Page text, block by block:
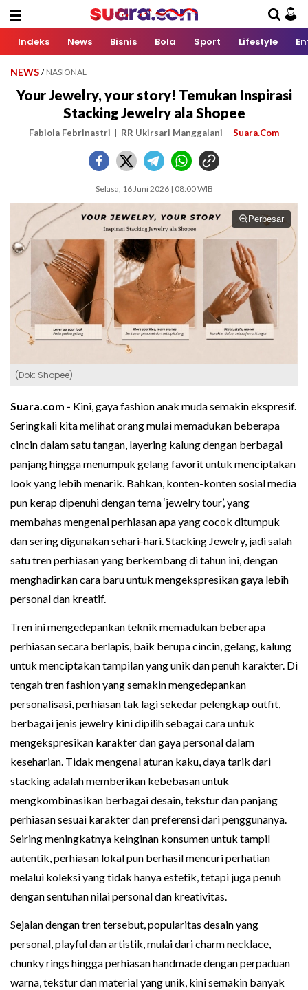
Indeks News Bisnis Bola Sport Lifestyle
NEWS / NASIONAL
Your Jewelry, your story! Temukan Inspirasi
Stacking Jewelry ala Shopee
Fabiola Febrinastri RR Ukirsari Manggalani Suara.Com
Selasa, 16 Juni 2026 | 08:00 WIB
Perbesar
(Dok: Shopee)
Suara.com - Kini, gaya fashion anak muda semakin ekspresif.
Seringkali kita melihat orang mulai memadukan beberapa
cincin dalam satu tangan, layering kalung dengan berbagai
panjang hingga menumpuk gelang favorit untuk menciptakan
look yang lebih menarik. Bahkan, konten-konten sosial media
pun kerap dipenuhi dengan tema ‘jewelry tour’, yang
membahas mengenai perhiasan apa yang cocok ditumpuk
dan sering digunakan sehari-hari. Stacking Jewelry, jadi salah
satu tren perhiasan yang berkembang di tahun ini, dengan
menghadirkan cara baru untuk mengekspresikan gaya lebih
personal dan kreatif.
Tren ini mengedepankan teknik memadukan beberapa
perhiasan secara berlapis, baik berupa cincin, gelang, kalung
untuk menciptakan tampilan yang unik dan penuh karakter. Di
tengah tren fashion yang semakin mengedepankan
personalisasi, perhiasan tak lagi sekedar pelengkap outfit,
berbagai jenis jewelry kini dipilih sebagai cara untuk
mengekspresikan karakter dan gaya personal dalam
keseharian. Tidak mengenal aturan kaku, daya tarik dari
stacking adalah memberikan kebebasan untuk
mengkombinasikan berbagai desain, tekstur dan panjang
perhiasan sesuai karakter dan preferensi dari penggunanya.
Seiring meningkatnya keinginan konsumen untuk tampil
autentik, perhiasan lokal pun berhasil mencuri perhatian
melalui koleksi yang tidak hanya estetik, tetapi juga penuh
dengan sentuhan nilai personal dan kreativitas.
Sejalan dengan tren tersebut, popularitas desain yang
personal, playful dan artistik, mulai dari charm necklace,
chunky rings hingga perhiasan handmade dengan perpaduan
warna, tekstur dan material yang unik, kini semakin banyak